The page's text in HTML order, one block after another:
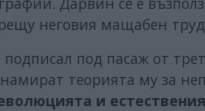
неговия мащабен
подписал под пасаж от
теорията му за
и